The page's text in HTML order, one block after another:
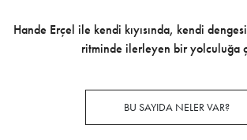
Hande Erçel ile kendi kıyısında, kendi
ritminde ilerleyen bir yolculuğa
BU SAYIDA NELER VAR?